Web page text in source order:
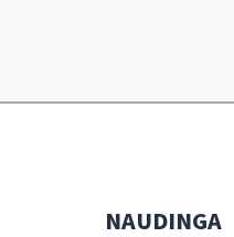
NAUDINGA